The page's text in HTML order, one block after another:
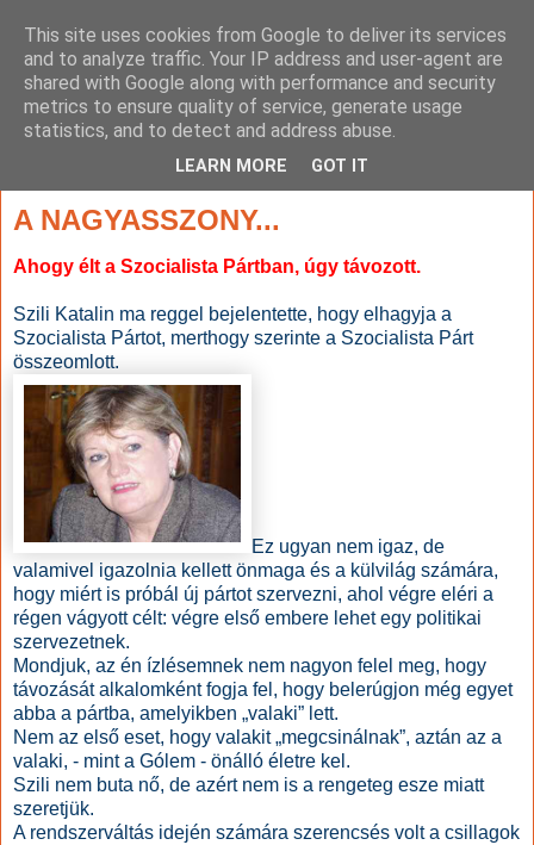
A NAGYASSZONY...
Ahogy élt a Szocialista Pártban, úgy távozott.
Szili Katalin ma reggel bejelentette, hogy elhagyja a
Szocialista Pártot, merthogy szerinte a Szocialista Párt
összeomlott.
Ez ugyan nem igaz, de
valamivel igazolnia kellett önmaga és a külvilág számára,
hogy miért is próbál új pártot szervezni, ahol végre eléri a
régen vágyott célt: végre első embere lehet egy politikai
szervezetnek.
Mondjuk, az én ízlésemnek nem nagyon felel meg, hogy
távozását alkalomként fogja fel, hogy belerúgjon még egyet
abba a pártba, amelyikben „valaki” lett.
Nem az első eset, hogy valakit „megcsinálnak”, aztán az a
valaki, - mint a Gólem - önálló életre kel.
Szili nem buta nő, de azért nem is a rengeteg esze miatt
szeretjük.
A rendszerváltás idején számára szerencsés volt a csillagok
This site uses cookies from Google to deliver its services
and to analyze traffic. Your IP address and user-agent are
shared with Google along with performance and security
metrics to ensure quality of service, generate usage
statistics, and to detect and address abuse.
LEARN MORE GOT IT